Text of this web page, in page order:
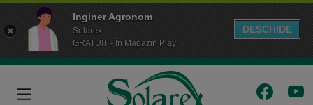
Inginer Agronom
Solarex
GRATUIT - În Magazin Play
DESCHIDE